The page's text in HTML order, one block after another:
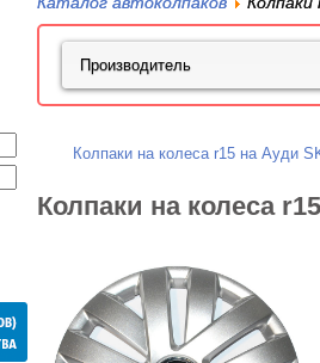
Колпаки на колеса r15 на Ауди
Колпаки на колеса